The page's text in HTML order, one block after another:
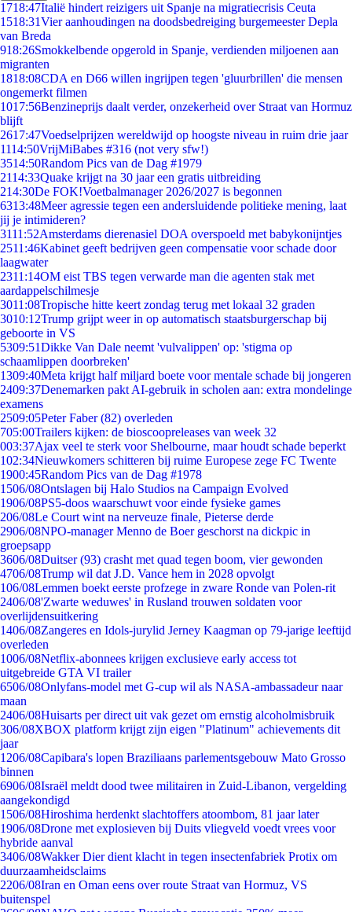
1718:47Italië hindert reizigers uit Spanje na migratiecrisis Ceuta
1518:31Vier aanhoudingen na doodsbedreiging burgemeester Depla
van Breda
918:26Smokkelbende opgerold in Spanje, verdienden miljoenen aan
migranten
1818:08CDA en D66 willen ingrijpen tegen 'gluurbrillen' die mensen
ongemerkt filmen
1017:56Benzineprijs daalt verder, onzekerheid over Straat van Hormuz
blijft
2617:47Voedselprijzen wereldwijd op hoogste niveau in ruim drie jaar
1114:50VrijMiBabes #316 (not very sfw!)
3514:50Random Pics van de Dag #1979
2114:33Quake krijgt na 30 jaar een gratis uitbreiding
214:30De FOK!Voetbalmanager 2026/2027 is begonnen
6313:48Meer agressie tegen een andersluidende politieke mening, laat
jij je intimideren?
3111:52Amsterdams dierenasiel DOA overspoeld met babykonijntjes
2511:46Kabinet geeft bedrijven geen compensatie voor schade door
laagwater
2311:14OM eist TBS tegen verwarde man die agenten stak met
aardappelschilmesje
3011:08Tropische hitte keert zondag terug met lokaal 32 graden
3010:12Trump grijpt weer in op automatisch staatsburgerschap bij
geboorte in VS
5309:51Dikke Van Dale neemt 'vulvalippen' op: 'stigma op
schaamlippen doorbreken'
1309:40Meta krijgt half miljard boete voor mentale schade bij jongeren
2409:37Denemarken pakt AI-gebruik in scholen aan: extra mondelinge
examens
2509:05Peter Faber (82) overleden
705:00Trailers kijken: de bioscoopreleases van week 32
003:37Ajax veel te sterk voor Shelbourne, maar houdt schade beperkt
102:34Nieuwkomers schitteren bij ruime Europese zege FC Twente
1900:45Random Pics van de Dag #1978
1506/08Ontslagen bij Halo Studios na Campaign Evolved
1906/08PS5-doos waarschuwt voor einde fysieke games
206/08Le Court wint na nerveuze finale, Pieterse derde
2906/08NPO-manager Menno de Boer geschorst na dickpic in
groepsapp
3606/08Duitser (93) crasht met quad tegen boom, vier gewonden
4706/08Trump wil dat J.D. Vance hem in 2028 opvolgt
106/08Lemmen boekt eerste profzege in zware Ronde van Polen-rit
2406/08'Zwarte weduwes' in Rusland trouwen soldaten voor
overlijdensuitkering
1406/08Zangeres en Idols-jurylid Jerney Kaagman op 79-jarige leeftijd
overleden
1006/08Netflix-abonnees krijgen exclusieve early access tot
uitgebreide GTA VI trailer
6506/08Onlyfans-model met G-cup wil als NASA-ambassadeur naar
maan
2406/08Huisarts per direct uit vak gezet om ernstig alcoholmisbruik
306/08XBOX platform krijgt zijn eigen "Platinum" achievements dit
jaar
1206/08Capibara's lopen Braziliaans parlementsgebouw Mato Grosso
binnen
6906/08Israël meldt dood twee militairen in Zuid-Libanon, vergelding
aangekondigd
1506/08Hiroshima herdenkt slachtoffers atoombom, 81 jaar later
1906/08Drone met explosieven bij Duits vliegveld voedt vrees voor
hybride aanval
3406/08Wakker Dier dient klacht in tegen insectenfabriek Protix om
duurzaamheidsclaims
2206/08Iran en Oman eens over route Straat van Hormuz, VS
buitenspel